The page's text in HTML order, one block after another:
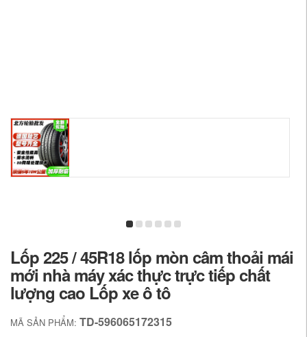
Lốp 225 / 45R18 lốp mòn câm thoải mái
mới nhà máy xác thực trực tiếp chất
lượng cao Lốp xe ô tô
MÃ SẢN PHẨM: TD-596065172315